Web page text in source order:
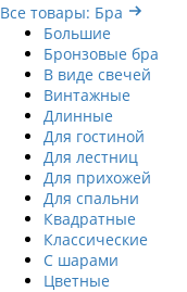
Все товары: Бра
Большие
Бронзовые бра
В виде свечей
Винтажные
Длинные
Для гостиной
Для лестниц
Для прихожей
Для спальни
Квадратные
Классические
С шарами
Цветные